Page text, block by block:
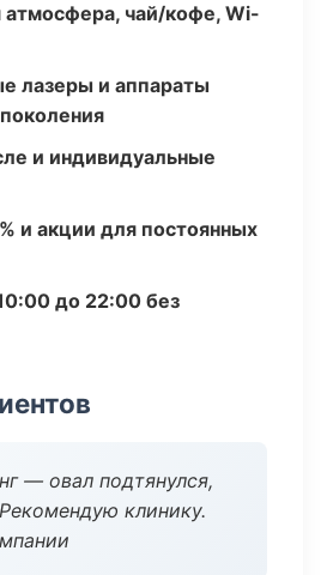
чай/кофе, Wi-
лазеры и аппараты
и индивидуальные
и акции для постоянных
до 22:00 без
— овал подтянулся,
клинику.